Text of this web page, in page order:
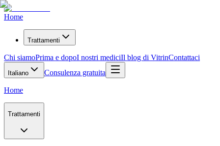
Home
Trattamenti
Chi siamoPrima e dopoI nostri mediciIl blog di VitrinContattaci
Italiano Consulenza gratuita
Home
Trattamenti